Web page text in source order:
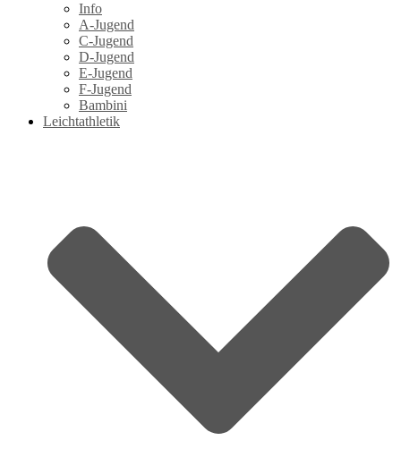
Info
A-Jugend
C-Jugend
D-Jugend
E-Jugend
F-Jugend
Bambini
Leichtathletik